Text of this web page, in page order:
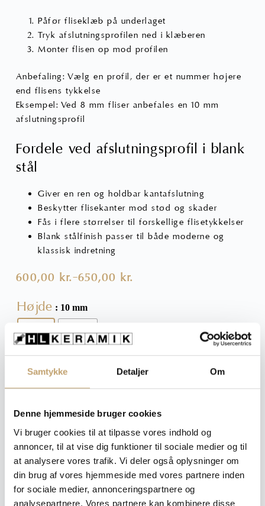
Samtykke Detaljer Om
Denne hjemmeside bruger cookies
Vi bruger cookies til at tilpasse vores indhold og
annoncer, til at vise dig funktioner til sociale medier og til
at analysere vores trafik. Vi deler også oplysninger om
din brug af vores hjemmeside med vores partnere inden
for sociale medier, annonceringspartnere og
analysepartnere. Vores partnere kan kombinere disse
Påfør fliseklæb på underlaget
Tryk afslutningsprofilen ned i klæberen
Monter flisen op mod profilen
Anbefaling: Vælg en profil, der er et nummer højere
end flisens tykkelse
Eksempel: Ved 8 mm fliser anbefales en 10 mm
afslutningsprofil
Fordele ved afslutningsprofil i blank
stål
Giver en ren og holdbar kantafslutning
Beskytter flisekanter mod stød og skader
Fås i flere størrelser til forskellige flisetykkelser
Blank stålfinish passer til både moderne og
klassisk indretning
600,00kr.–650,00kr.
Prisinterval:
600,00 kr.
tilHøjde : 10 mm
10 mm 12,5 mm
Afslutningsprofil
til
fliser
Blank
Stål
Kvart
Tilføj til kurv
Spørgsmål til produktet?